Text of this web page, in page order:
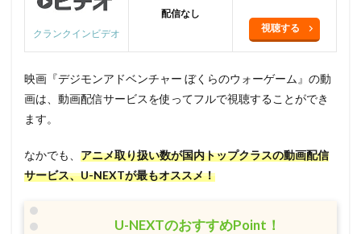
クランクインビデオ
配信なし
視聴する
映画『デジモンアドベンチャー ぼくらのウォーゲーム』の動
画は、動画配信サービスを使ってフルで視聴することができ
ます。
なかでも、 アニメ取り扱い数が国内トップクラスの動画配信
サービス、U-NEXTが最もオススメ！
U-NEXTのおすすめPoint！